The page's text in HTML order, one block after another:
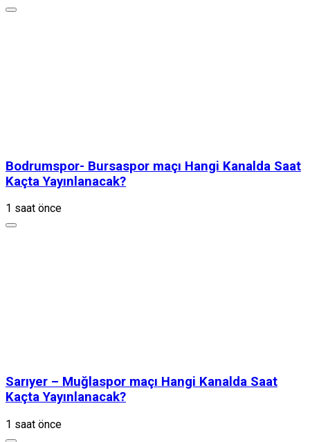
Bodrumspor- Bursaspor maçı Hangi Kanalda Saat
Kaçta Yayınlanacak?
1 saat önce
Sarıyer – Muğlaspor maçı Hangi Kanalda Saat
Kaçta Yayınlanacak?
1 saat önce